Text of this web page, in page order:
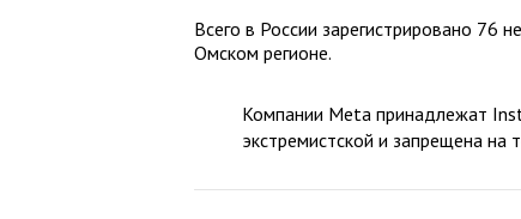
Всего в России зарегистрировано 76
Омском регионе.
Компании Meta принадлежат
экстремистской и запрещена на